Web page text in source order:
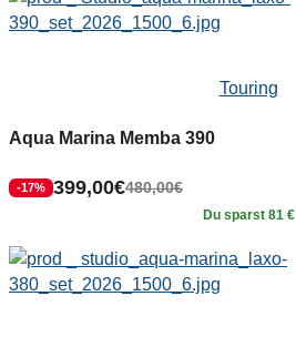
Touring
Aqua Marina Memba 390
-17% 480,00€
399,00€
Du sparst 81 €